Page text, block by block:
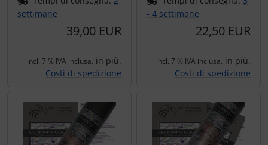
settimane
39,00 EUR
incl. 7 % IVA inclusa. in più.
Costi di spedizione
- 4 settimane
22,50 EUR
incl. 7 % IVA inclusa. in più.
Costi di spedizione